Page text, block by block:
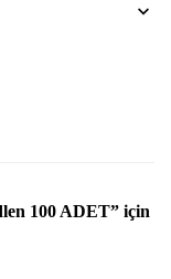
100 ADET” için